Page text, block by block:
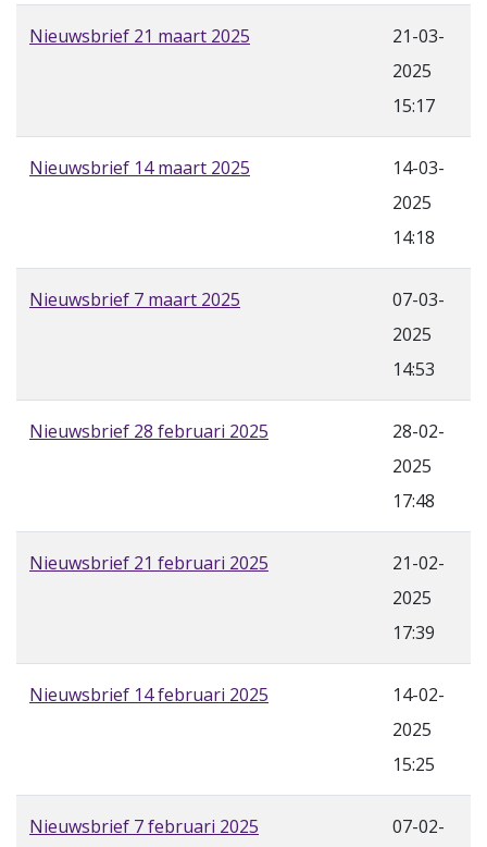
Nieuwsbrief 21 maart 2025
21-03-
2025
15:17
Nieuwsbrief 14 maart 2025
14-03-
2025
14:18
Nieuwsbrief 7 maart 2025
07-03-
2025
14:53
Nieuwsbrief 28 februari 2025
28-02-
2025
17:48
Nieuwsbrief 21 februari 2025
21-02-
2025
17:39
Nieuwsbrief 14 februari 2025
14-02-
2025
15:25
Nieuwsbrief 7 februari 2025
07-02-